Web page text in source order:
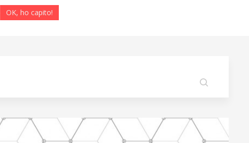
OK, ho capito!